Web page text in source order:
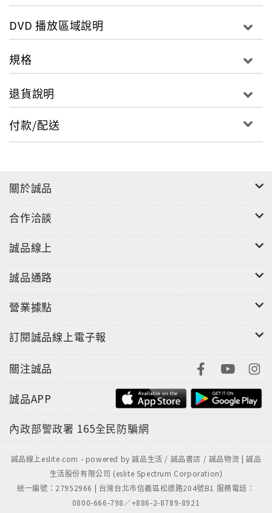
DVD 播放區域說明
規格
退貨說明
付款/配送
關於誠品
合作洽談
誠品線上
誠品通路
營業據點
訂閱誠品線上電子報
關注誠品
誠品APP
內政部警政署 165全民防騙網
誠品線上eslite.com - powered by 誠品生活 / 誠品書店 / 誠品物流 | 誠品
生活股份有限公司 (eslite Spectrum Corporation)
統一編號：27952966 | 台灣台北市信義區松德路204號B1 服務電話：
0800-666-798／+886-2-8789-8921